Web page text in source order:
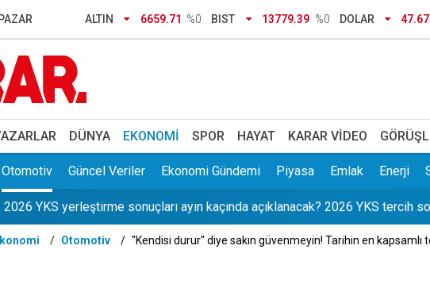
ALTIN 6659.71 %0 BIST 13779.39 %0 DOLAR
DÜNYA EKONOMI SPOR HAYAT KARAR VIDEO
Otomotiv Güncel Veriler Ekonomi Gündemi Piyasa Emlak Enerji
YÖK'ten öğrencilere 6.000 TL bursu müjdesi! 2026 YÖK destek bursu başvuru
Habur Gümrük Kapısı'nda 2026'nın günlük TIR çıkış rekoru kırıldı
İçme suyu kaynağında mikroplastik alarmı: Çuval çuval çöp çıktı
2026 YKS yerleştirme sonuçları ayın kaçında açıklanacak? 2026 YKS tercih
'Mahkemeden tebligatınız var' tuzağı: Tek tıkla e-Devlet bilgilerinizi ele
Otomotiv "Kendisi durur" diye sakın güvenmeyin! Tarihin en